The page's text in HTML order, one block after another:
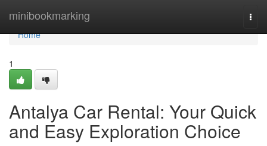
minibookmarking
Home
Home
1
Antalya Car Rental: Your Quick
and Easy Exploration Choice